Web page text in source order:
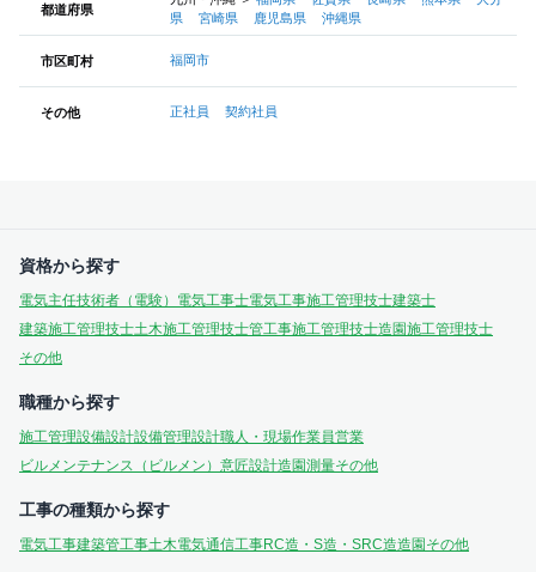
都道府県
県
宮崎県 鹿児島県 沖縄県
市区町村 福岡市
その他 正社員 契約社員
資格から探す
電気主任技術者（電験） 電気工事士電気工事施工管理技士建築士
建築施工管理技士土木施工管理技士管工事施工管理技士造園施工管理技士
その他
職種から探す
施工管理設備設計設備管理設計職人・現場作業員営業
ビルメンテナンス（ビルメン） 意匠設計造園測量その他
工事の種類から探す
電気工事建築管工事土木電気通信工事RC造・S造・SRC造造園 その他